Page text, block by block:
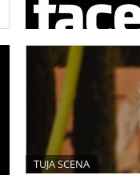
TUJA SCENA